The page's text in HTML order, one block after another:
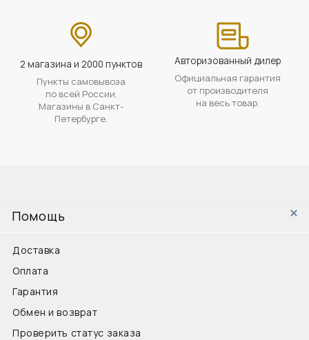
2 магазина и 2000 пунктов
Пункты самовывоза
по всей России.
Магазины в Санкт-
Петербурге.
Авторизованный дилер
Официальная гарантия
от производителя
на весь товар.
Помощь
Доставка
Оплата
Гарантия
Обмен и возврат
Проверить статус заказа